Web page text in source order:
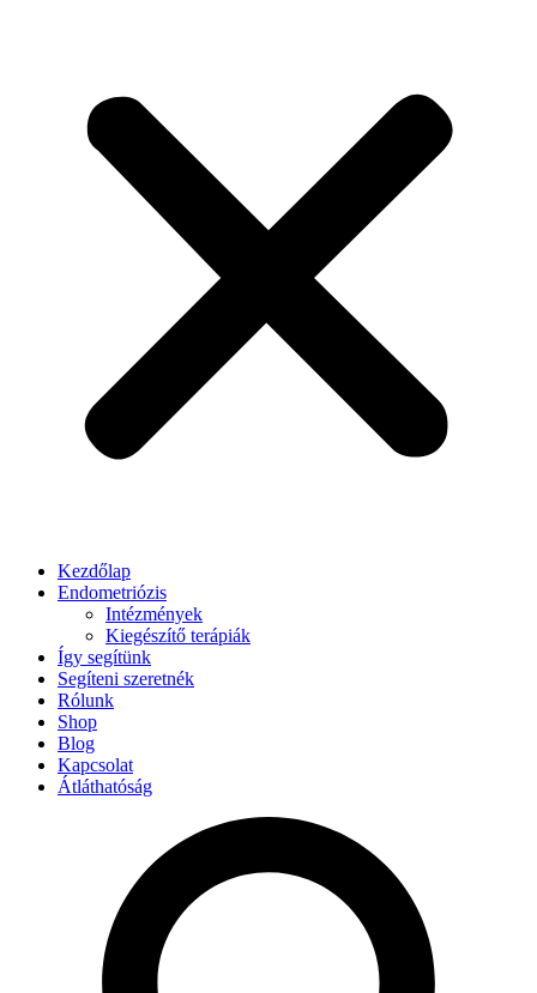
Kezdőlap
Endometriózis
Intézmények
Kiegészítő terápiák
Így segítünk
Segíteni szeretnék
Rólunk
Shop
Blog
Kapcsolat
Átláthatóság